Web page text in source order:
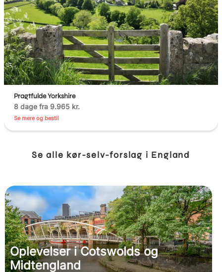
Pragtfulde Yorkshire
8 dage fra 9.965 kr.
Se mere og bestil
Se alle kør-selv-forslag i England
Oplevelser i Cotswolds og
Midtengland